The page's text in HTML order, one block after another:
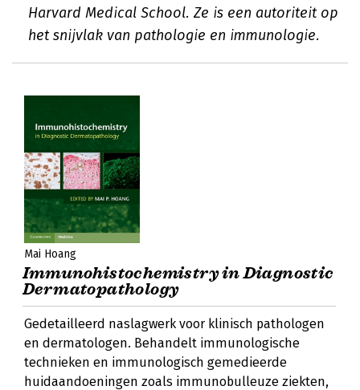
Harvard Medical School. Ze is een autoriteit op
het snijvlak van pathologie en immunologie.
Mai Hoang
Immunohistochemistry in Diagnostic
Dermatopathology
Gedetailleerd naslagwerk voor klinisch pathologen
en dermatologen. Behandelt immunologische
technieken en immunologisch gemedieerde
huidaandoeningen zoals immunobulleuze ziekten,